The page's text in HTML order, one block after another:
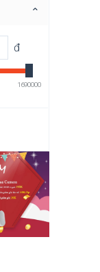
đ
1690000